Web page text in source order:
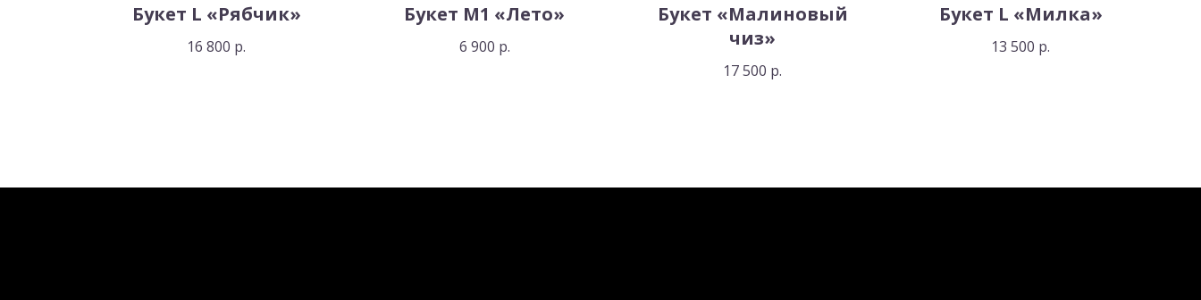
Букет L «Рябчик»
16 800 р.
Букет M1 «Лето»
6 900 р.
Букет «Малиновый
чиз»
17 500 р.
Букет L «Милка»
13 500 р.